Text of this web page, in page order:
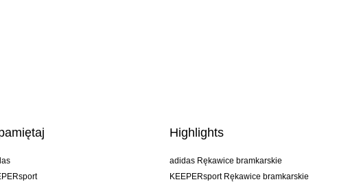
Highlights
adidas Rękawice bramkarskie
KEEPERsport Rękawice bramkarskie